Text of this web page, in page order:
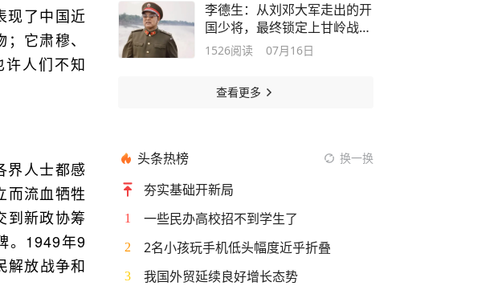
现了中国近
它肃穆、
人们不知
界人士都感
而流血牺牲
到新政协筹
。1949年9
解放战争和
李德生：从刘邓大军走出的开
国少将，最终锁定上甘岭战役
胜局的前线总指挥，受到毛主
1526阅读 07月16日
查看更多
头条热榜 换一换
夯实基础开新局
1 一些民办高校招不到学生了
2 2名小孩玩手机低头幅度近乎折叠
3 我国外贸延续良好增长态势